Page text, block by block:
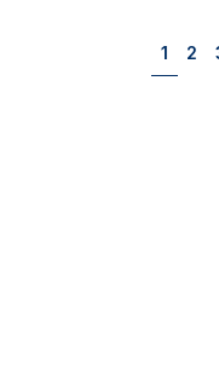
Página
1 2